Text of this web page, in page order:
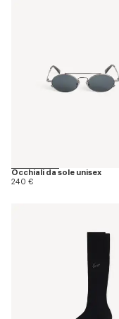
Occhiali da sole unisex
240 €